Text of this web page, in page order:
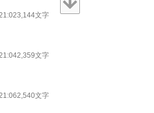
3,144文字
2,359文字
2,540文字